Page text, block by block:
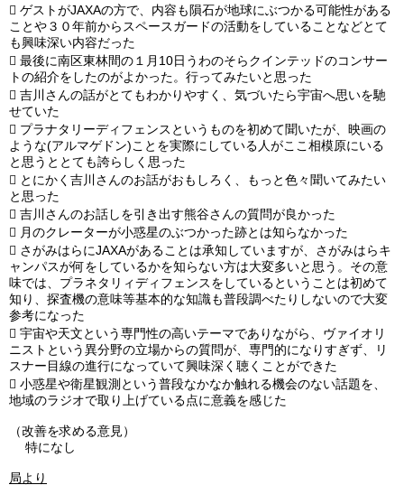
 ゲストがJAXAの方で、内容も隕石が地球にぶつかる可能性がある
ことや３０年前からスペースガードの活動をしていることなどとて
も興味深い内容だった
 最後に南区東林間の１月10日うわのそらクインテッドのコンサー
トの紹介をしたのがよかった。行ってみたいと思った
 吉川さんの話がとてもわかりやすく、気づいたら宇宙へ思いを馳
せていた
 プラナタリーディフェンスというものを初めて聞いたが、映画の
ような(アルマゲドン)ことを実際にしている人がここ相模原にいる
と思うととても誇らしく思った
 とにかく吉川さんのお話がおもしろく、もっと色々聞いてみたい
と思った
 吉川さんのお話しを引き出す熊谷さんの質問が良かった
 月のクレーターが小惑星のぶつかった跡とは知らなかった
 さがみはらにJAXAがあることは承知していますが、さがみはらキ
ャンパスが何をしているかを知らない方は大変多いと思う。その意
味では、プラネタリィディフェンスをしているということは初めて
知り、探査機の意味等基本的な知識も普段調べたりしないので大変
参考になった
 宇宙や天文という専門性の高いテーマでありながら、ヴァイオリ
ニストという異分野の立場からの質問が、専門的になりすぎず、リ
スナー目線の進行になっていて興味深く聴くことができた
 小惑星や衛星観測という普段なかなか触れる機会のない話題を、
地域のラジオで取り上げている点に意義を感じた
（改善を求める意見）
特になし
局より